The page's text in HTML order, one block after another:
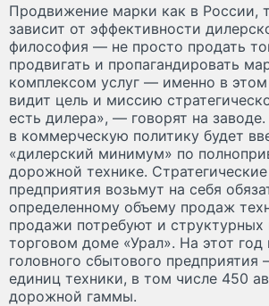
Продвижение марки как в России,
зависит от эффективности
философия — не просто продать
продвигать и пропагандировать
комплексом услуг — именно в этом
видит цель и миссию
есть дилера», — говорят на
в коммерческую политику будет
«дилерский минимум» по
дорожной технике.
предприятия возьмут на себя
определенному объему продаж
продажи потребуют и структурных
торговом доме «Урал». На этот год
головного сбытового предприятия
единиц техники, в том числе 450
дорожной гаммы.